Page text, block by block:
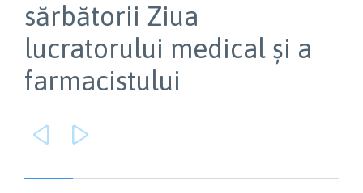
sărbătorii Ziua
lucratorului medical și a
farmacistului
 